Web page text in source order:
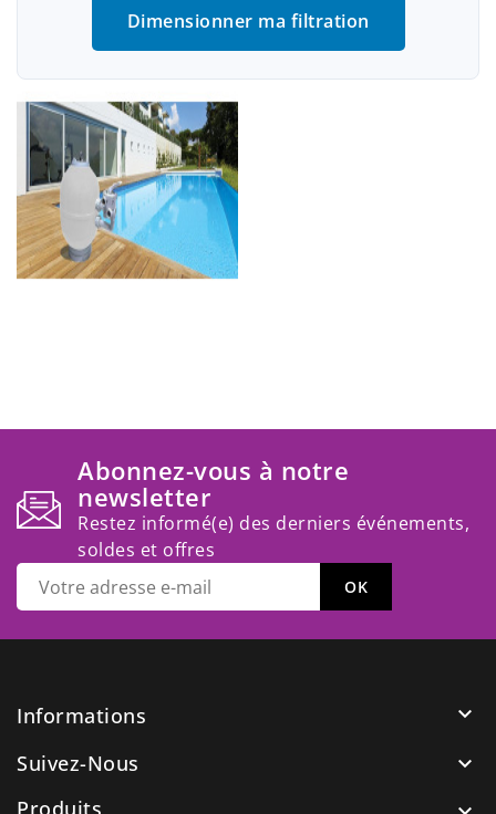
Dimensionner ma filtration
Abonnez-vous à notre
newsletter
Restez informé(e) des derniers événements,
soldes et offres
Informations

Suivez-Nous
